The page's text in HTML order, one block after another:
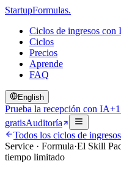
StartupFormulas.
Ciclos de ingresos con
Ciclos
Precios
Aprende
FAQ
English
Prueba la recepción con IA
gratisAuditoría
Todos los ciclos de
Service · Formula·El Skill
tiempo limitado